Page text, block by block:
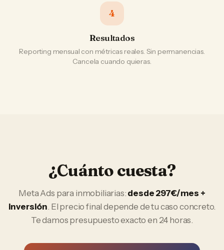
4
Resultados
Reporting mensual con métricas reales. Sin permanencias.
Cancela cuando quieras.
¿Cuánto cuesta?
Meta Ads para inmobiliarias: desde 297€/mes +
inversión. El precio final depende de tu caso concreto.
Te damos presupuesto exacto en 24 horas.